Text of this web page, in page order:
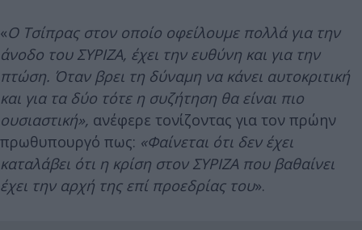
«Ο Τσίπρας στον οποίο οφείλουμε πολλά για την
άνοδο του ΣΥΡΙΖΑ, έχει την ευθύνη και για την
πτώση. Όταν βρει τη δύναμη να κάνει αυτοκριτική
και για τα δύο τότε η συζήτηση θα είναι πιο
ουσιαστική», ανέφερε τονίζοντας για τον πρώην
πρωθυπουργό πως: «Φαίνεται ότι δεν έχει
καταλάβει ότι η κρίση στον ΣΥΡΙΖΑ που βαθαίνει
έχει την αρχή της επί προεδρίας του».